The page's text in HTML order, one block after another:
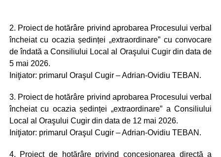
2. Proiect de hotărâre privind aprobarea Procesului verbal
încheiat cu ocazia ședinței „extraordinare” cu convocare
de îndată a Consiliului Local al Oraşului Cugir din data de
5 mai 2026.
Iniţiator: primarul Oraşul Cugir – Adrian-Ovidiu TEBAN.
3. Proiect de hotărâre privind aprobarea Procesului verbal
încheiat cu ocazia ședinței „extraordinare” a Consiliului
Local al Oraşului Cugir din data de 12 mai 2026.
Iniţiator: primarul Oraşul Cugir – Adrian-Ovidiu TEBAN.
4. Proiect de hotărâre privind concesionarea directă a